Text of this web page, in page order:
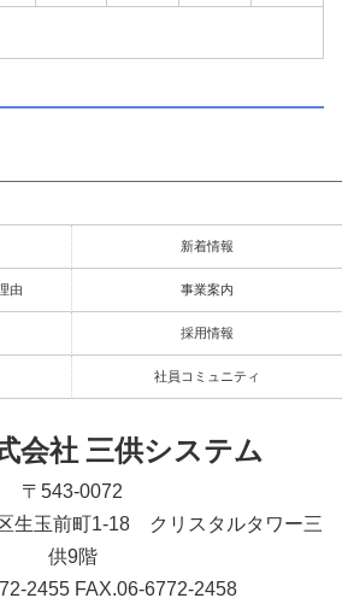
新着情報
由 事業案内
採用情報
社員コミュニティ
会社 三供システム
〒543-0072
生玉前町1-18 クリスタルタワー三
供9階
2455FAX.06-6772-2458